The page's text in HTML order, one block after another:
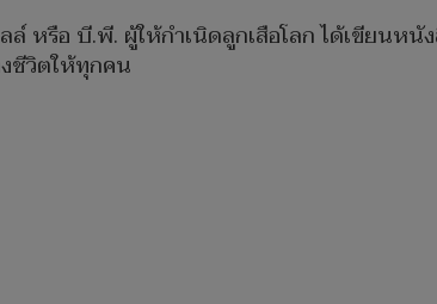
หรือ บี.พี. ผู้ให้กำเนิดลูกเสือโลก ได้เขียนหนั
ชีวิตให้ทุกคน